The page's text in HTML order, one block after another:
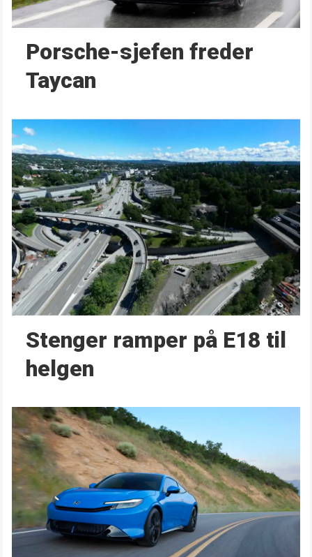
Porsche-sjefen freder
Taycan
Stenger ramper på E18 til
helgen